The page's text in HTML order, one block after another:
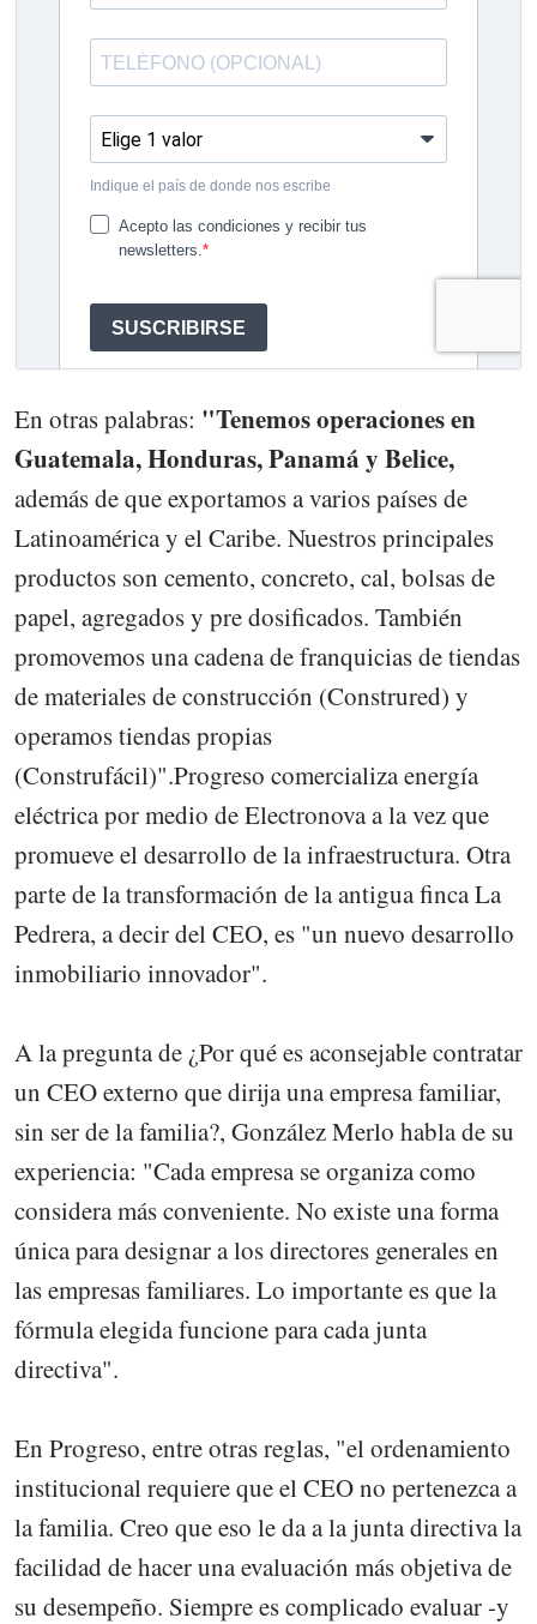
En otras palabras: "Tenemos operaciones en
Guatemala, Honduras, Panamá y Belice,
además de que exportamos a varios países de
Latinoamérica y el Caribe. Nuestros principales
productos son cemento, concreto, cal, bolsas de
papel, agregados y pre dosificados. También
promovemos una cadena de franquicias de tiendas
de materiales de construcción (Construred) y
operamos tiendas propias
(Construfácil)".Progreso comercializa energía
eléctrica por medio de Electronova a la vez que
promueve el desarrollo de la infraestructura. Otra
parte de la transformación de la antigua finca La
Pedrera, a decir del CEO, es "un nuevo desarrollo
inmobiliario innovador".
A la pregunta de ¿Por qué es aconsejable contratar
un CEO externo que dirija una empresa familiar,
sin ser de la familia?, González Merlo habla de su
experiencia: "Cada empresa se organiza como
considera más conveniente. No existe una forma
única para designar a los directores generales en
las empresas familiares. Lo importante es que la
fórmula elegida funcione para cada junta
directiva".
En Progreso, entre otras reglas, "el ordenamiento
institucional requiere que el CEO no pertenezca a
la familia. Creo que eso le da a la junta directiva la
facilidad de hacer una evaluación más objetiva de
su desempeño. Siempre es complicado evaluar -y